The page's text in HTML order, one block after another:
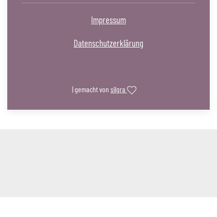
Impressum
Datenschutzerklärung
| gemacht von silgra